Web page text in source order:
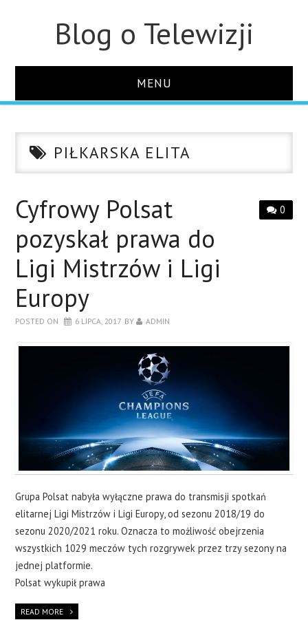
Blog o Telewizji
MENU
O STRONIEPIŁKARSKA ELITA
0
Cyfrowy Polsat
pozyskał prawa do
Ligi Mistrzów i Ligi
Europy
POSTED ON 6 LIPCA, 2017 BY ADMIN
Grupa Polsat nabyła wyłączne prawa do transmisji spotkań
elitarnej Ligi Mistrzów i Ligi Europy, od sezonu 2018/19 do
sezonu 2020/2021 roku. Oznacza to możliwość obejrzenia
wszystkich 1029 meczów tych rozgrywek przez trzy sezony na
jednej platformie.
Polsat wykupił prawa
READ MORE